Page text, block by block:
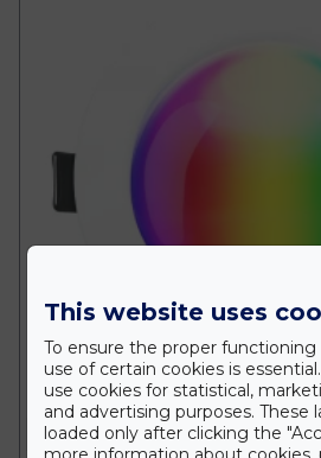
Miboxer / Mi-
This website uses
To ensure the proper
use of certain cookies is
use cookies for statistical,
and advertising purposes. These
loaded only after clicking the